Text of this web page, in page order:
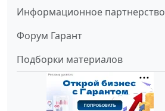
Информационное партнерство
Форум Гарант
Подборки материалов